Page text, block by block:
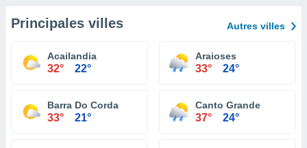
Principales villes Autres villes
Acailandia
32° 22°
Araioses
33° 24°
Barra Do Corda
33° 21°
Canto Grande
37° 24°